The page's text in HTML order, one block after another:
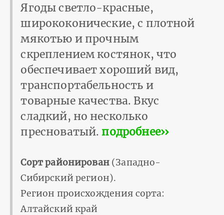
Ягоды светло-красные,
ширококонические, с плотной
мякотью и прочным
скреплением костянок, что
обеспечивает хороший вид,
транспортабельность и
товарные качества. Вкус
сладкий, но несколько
пресноватый. подробнее››
Сорт районирован(Западно-
Сибирский регион).
Регион происхождения сорта:
Алтайский край